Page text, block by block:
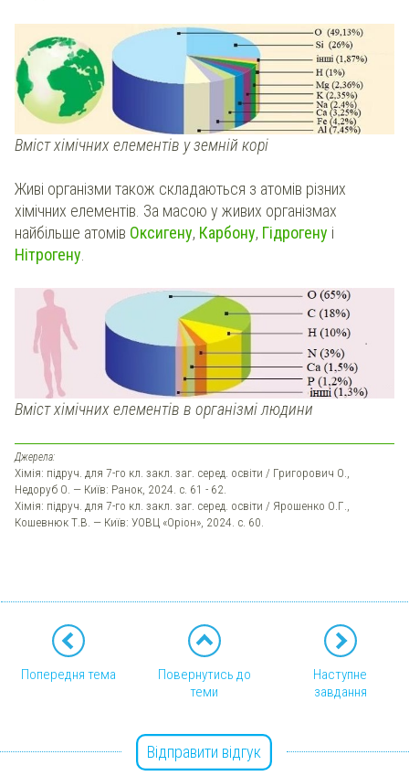
Вміст хімічних елементів у земній корі
Живі організми також складаються з атомів різних
хімічних елементів. За масою у живих організмах
найбільше атомів Оксигену, Карбону, Гідрогену і
Нітрогену.
Вміст хімічних елементів в організмі людини
Джерела:
Хімія: підруч. для 7-го кл. закл. заг. серед. освіти / Григорович О.,
Недоруб О. — Київ: Ранок, 2024. с. 61 - 62.
Хімія: підруч. для 7-го кл. закл. заг. серед. освіти / Ярошенко О.Г.,
Кошевнюк Т.В. — Київ: УОВЦ «Оріон», 2024. с. 60.
Попередня тема
Повернутись до
теми
Наступне
завдання
Відправити відгук